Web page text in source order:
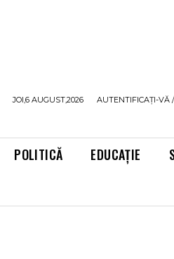
JOI,6 AUGUST,2026 AUTENTIFICAȚI-VĂ
POLITICĂ EDUCAȚIE